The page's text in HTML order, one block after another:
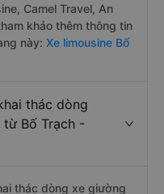
Camel Travel, An
khảo thêm thông tin
này: Xe limousine Bố
thác dòng
Bố Trạch -
thác dòng xe giường